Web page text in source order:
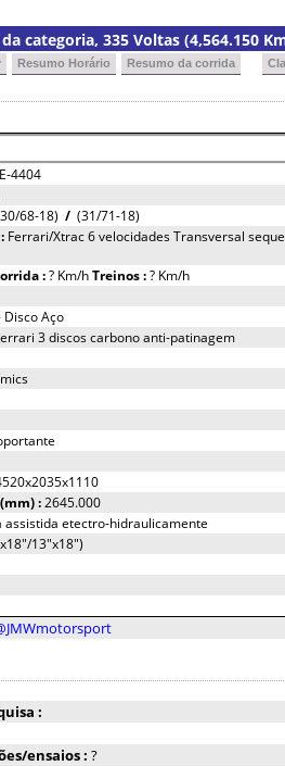
da categoria, 335 Voltas (4,564.150
Resumo Horário Resumo da corrida
4404
68-18) / (31/71-18)
Ferrari/Xtrac 6 velocidades Transversal
:? Km/hTreinos :? Km/h
Disco Aço
3 discos carbono anti-patinagem
:2645.000
assistida etectro-hidraulicamente
13"x18")
:
ensaios : ?